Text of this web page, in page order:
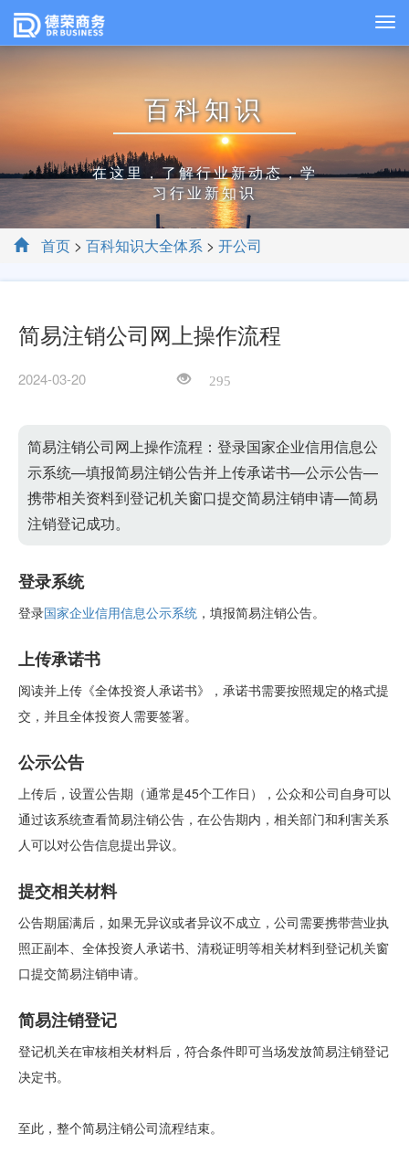
百科知识
在这里，了解行业新动态，学
习行业新知识
首页 > 百科知识大全体系 > 开公司
简易注销公司网上操作流程
2024-03-20 295
简易注销公司网上操作流程：登录国家企业信用信息公
示系统—填报简易注销公告并上传承诺书—公示公告—
携带相关资料到登记机关窗口提交简易注销申请—简易
注销登记成功。
登录系统
登录国家企业信用信息公示系统 ，填报简易注销公告。
上传承诺书
阅读并上传《全体投资人承诺书》，承诺书需要按照规定的格式提
交，并且全体投资人需要签署。
公示公告
上传后，设置公告期（通常是45个工作日），公众和公司自身可以
通过该系统查看简易注销公告，在公告期内，相关部门和利害关系
人可以对公告信息提出异议。
提交相关材料
公告期届满后，如果无异议或者异议不成立，公司需要携带营业执
照正副本、全体投资人承诺书、清税证明等相关材料到登记机关窗
口提交简易注销申请。
简易注销登记
登记机关在审核相关材料后，符合条件即可当场发放简易注销登记
决定书。
至此，整个简易注销公司流程结束。